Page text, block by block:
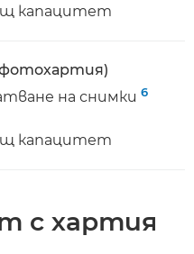
капацитет
на снимки 6
капацитет
с хартия